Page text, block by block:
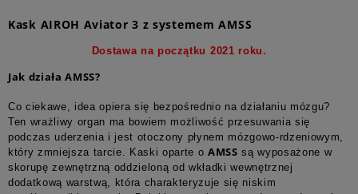
Kask AIROH Aviator 3 z systemem AMSS
Dostawa na początku 2021 roku.
Jak działa AMSS?
Co ciekawe, idea opiera się bezpośrednio na działaniu mózgu?
Ten wrażliwy organ ma bowiem możliwość przesuwania się
podczas uderzenia i jest otoczony płynem mózgowo-rdzeniowym,
który zmniejsza tarcie. Kaski oparte oAMSS są wyposażone w
skorupę zewnętrzną oddzieloną od wkładki wewnętrznej
dodatkową warstwą, która charakteryzuje się niskim